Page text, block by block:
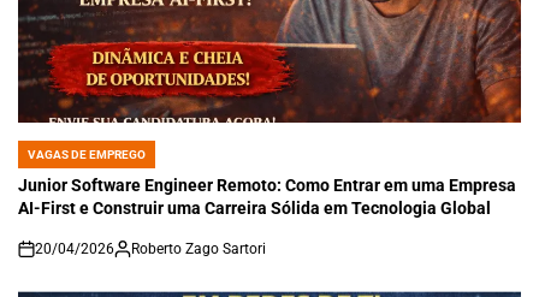
POSTED
IN
VAGAS DE EMPREGO
Junior Software Engineer Remoto: Como Entrar em uma Empresa
AI-First e Construir uma Carreira Sólida em Tecnologia Global
on
20/04/2026 Roberto Zago Sartori